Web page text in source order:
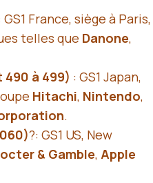
GS1 France, siège à Paris,
telles que Danone,
490 à 499) : GS1 Japan,
Hitachi, Nintendo,
.
?: GS1 US, New
& Gamble, Apple